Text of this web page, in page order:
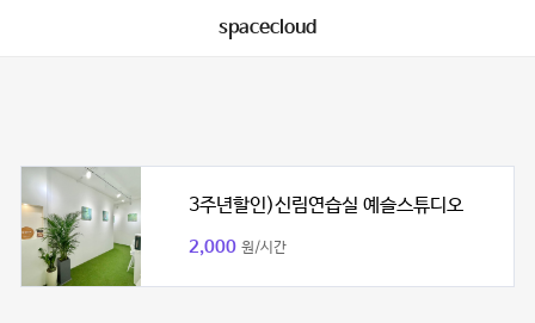
spacecloud
3주년할인)신림연습실 예슬스튜디오
2,000 원/시간